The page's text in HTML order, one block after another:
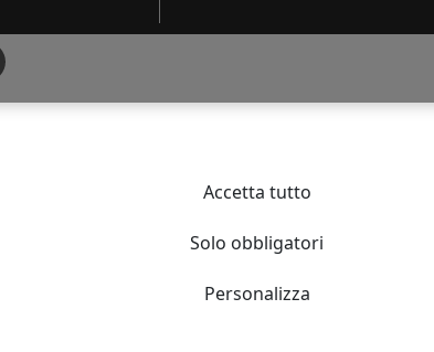
di sviluppo regionale
AL PUBBLICO DI ALIMENTI E BEVANDE
Accetta tutto
Solo obbligatori
Personalizza